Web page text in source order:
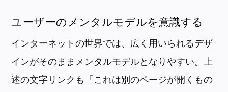
ユーザーのメンタルモデルを意識する
インターネットの世界では、広く用いられるデザ
インがそのままメンタルモデルとなりやすい。上
述の文字リンクも「これは別のページが開くもの